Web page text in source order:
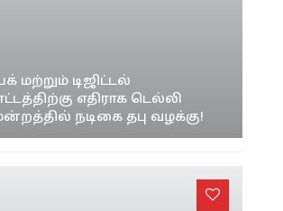
மற்றும் டிஜிட்டல்
எதிராக டெல்லி
நடிகை தபு வழக்கு!